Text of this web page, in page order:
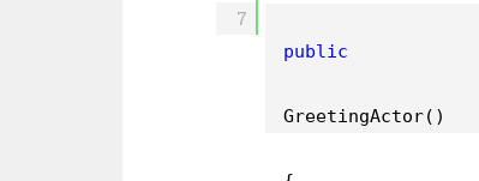
7
public
GreetingActor()